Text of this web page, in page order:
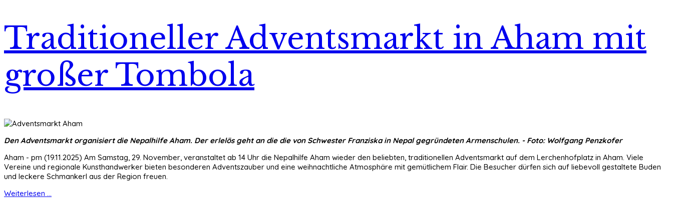
Traditioneller Adventsmarkt in Aham mit
großer Tombola
Den Adventsmarkt organisiert die Nepalhilfe Aham. Der erlelös geht an die die von Schwester Franziska in Nepal gegründeten Armenschulen. - Foto: Wolfgang Penzkofer
Aham - pm (19.11.2025) Am Samstag, 29. November, veranstaltet ab 14 Uhr die Nepalhilfe Aham wieder den beliebten, traditionellen Adventsmarkt auf dem Lerchenhofplatz in Aham. Viele
Vereine und regionale Kunsthandwerker bieten besonderen Adventszauber und eine weihnachtliche Atmosphäre mit gemütlichem Flair. Die Besucher dürfen sich auf liebevoll gestaltete Buden
und leckere Schmankerl aus der Region freuen.
Weiterlesen ...